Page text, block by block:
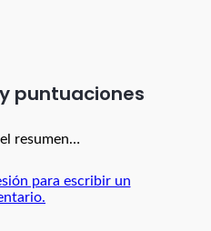
resumen…
para escribir un